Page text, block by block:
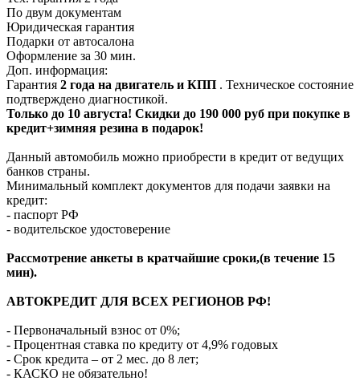
По двум документам
Юридическая гарантия
Подарки от автосалона
Оформление за 30 мин.
Доп. информация:
Гарантия 2 года на двигатель и КПП . Техническое состояние
подтверждено диагностикой.
Только до 10 августа! Скидки до 190 000 руб при покупке в
кредит+зимняя резина в подарок!
Данный автомобиль можно приобрести в кредит от ведущих
банков страны.
Минимальный комплект документов для подачи заявки на
кредит:
- паспорт РФ
- водительское удостоверение
Рассмотрение анкеты в кратчайшие сроки,(в течение 15
мин).
АВТОКРЕДИТ ДЛЯ ВСЕХ РЕГИОНОВ РФ!
- Первоначальный взнос от 0%;
- Процентная ставка по кредиту от 4,9% годовых
- Срок кредита – от 2 мес. до 8 лет;
- КАСКО не обязательно!